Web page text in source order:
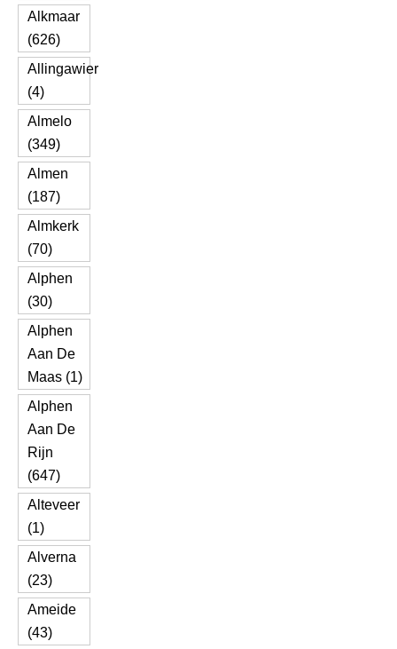
Alkmaar
(626)
Allingawier
(4)
Almelo
(349)
Almen
(187)
Almkerk
(70)
Alphen
(30)
Alphen
Aan De
Maas (1)
Alphen
Aan De
Rijn
(647)
Alteveer
(1)
Alverna
(23)
Ameide
(43)